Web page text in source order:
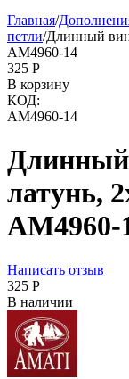
Главная/
петли/Длинный
AM4960-14
‍325‍ Р
В корзину
КОД:
AM4960-14
Длинный
латунь,
AM4960-
Написать отзыв
‍325‍ Р
В наличии